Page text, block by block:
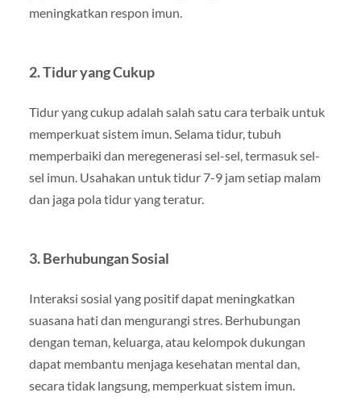
meningkatkan respon imun.
2. Tidur yang Cukup
Tidur yang cukup adalah salah satu cara terbaik untuk
memperkuat sistem imun. Selama tidur, tubuh
memperbaiki dan meregenerasi sel-sel, termasuk sel-
sel imun. Usahakan untuk tidur 7-9 jam setiap malam
dan jaga pola tidur yang teratur.
3. Berhubungan Sosial
Interaksi sosial yang positif dapat meningkatkan
suasana hati dan mengurangi stres. Berhubungan
dengan teman, keluarga, atau kelompok dukungan
dapat membantu menjaga kesehatan mental dan,
secara tidak langsung, memperkuat sistem imun.